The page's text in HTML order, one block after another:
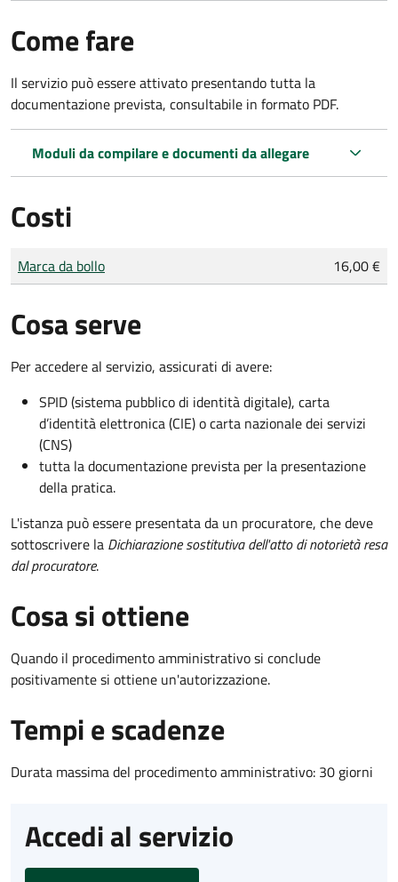
Come fare
Il servizio può essere attivato presentando tutta la
documentazione prevista, consultabile in formato PDF.
Moduli da compilare e documenti da allegare
Costi
Tipo di pagamento
Importo
Marca da bollo 16,00 €
Cosa serve
Per accedere al servizio, assicurati di avere:
SPID (sistema pubblico di identità digitale), carta
d’identità elettronica (CIE) o carta nazionale dei servizi
(CNS)
tutta la documentazione prevista per la presentazione
della pratica.
L'istanza può essere presentata da un procuratore, che deve
sottoscrivere la Dichiarazione sostitutiva dell'atto di notorietà resa
dal procuratore.
Cosa si ottiene
Quando il procedimento amministrativo si conclude
positivamente si ottiene un'autorizzazione.
Tempi e scadenze
Durata massima del procedimento amministrativo: 30 giorni
Accedi al servizio